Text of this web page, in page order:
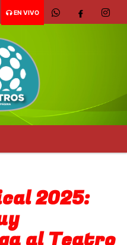
EN VIVO
2025: